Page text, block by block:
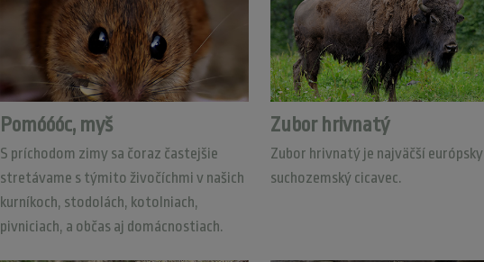
Pomóóóc, myš
S príchodom zimy sa čoraz častejšie
stretávame s týmito živočíchmi v našich
kurníkoch, stodolách, kotolniach,
pivniciach, a občas aj domácnostiach.
Zubor hrivnatý
Zubor hrivnatý je najväčší európsky
suchozemský cicavec.